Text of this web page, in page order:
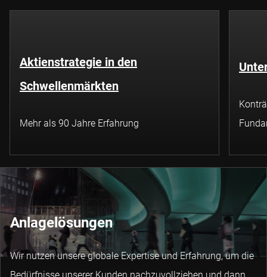
Aktienstrategie in den
Schwellenmärkten
Mehr als 90 Jahre Erfahrung
Anlagelösungen
Wir nutzen unsere globale Expertise und Erfahrung, um die